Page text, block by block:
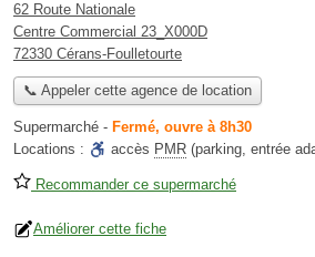
62 Route Nationale
Centre Commercial 23_X000D
72330 Cérans-Foulletourte
📞 Appeler cette agence de location
Supermarché - Fermé, ouvre à 8h30
Locations :
accès PMR (parking, entrée
Recommander ce supermarché
Améliorer cette fiche